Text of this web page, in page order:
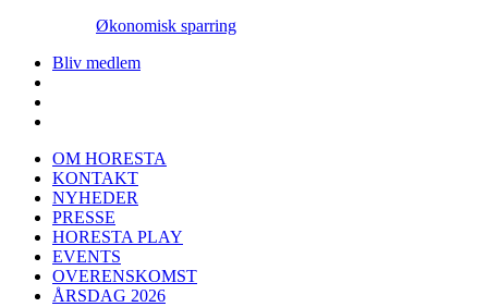
Økonomisk sparring
Bliv medlem
OM HORESTA
KONTAKT
NYHEDER
PRESSE
HORESTA PLAY
EVENTS
OVERENSKOMST
ÅRSDAG 2026